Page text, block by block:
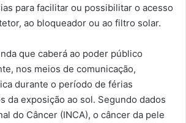
para facilitar ou possibilitar o acesso
ao bloqueador ou ao filtro solar.
que caberá ao poder público
nos meios de comunicação,
durante o período de férias
da exposição ao sol. Segundo dados
do Câncer (INCA), o câncer da pele